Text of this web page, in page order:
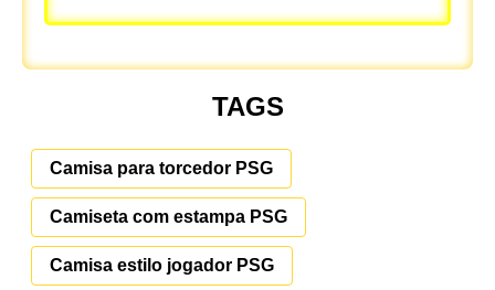
TAGS
Camisa para torcedor PSG
Camiseta com estampa PSG
Camisa estilo jogador PSG